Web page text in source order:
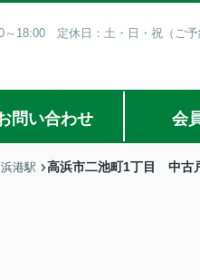
～18:00 定休日：土・日・祝（ご予
問い合わせ 会
港駅 高浜市二池町1丁目 中古